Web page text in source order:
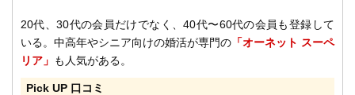
20代、30代の会員だけでなく、40代〜60代の会員も登録して
いる。中高年やシニア向けの婚活が専門の 「オーネット スーペ
リア」 も人気がある。
Pick UP 口コミ